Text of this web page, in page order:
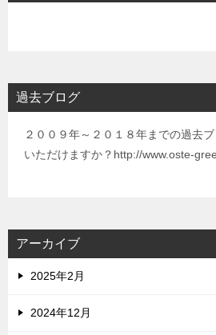
過去ブログ
２００９年～２０１８年までの過去ブ
いただけますか？http://www.oste-
アーカイブ
2025年2月
2024年12月